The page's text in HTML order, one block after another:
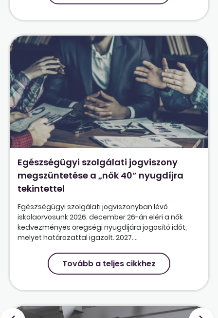
Egészségügyi szolgálati jogviszony
megszüntetése a „nők 40” nyugdíjra
tekintettel
Egészségügyi szolgálati jogviszonyban lévő
iskolaorvosunk 2026. december 26-án eléri a nők
kedvezményes öregségi nyugdíjára jogosító időt,
melyet határozattal igazolt. 2027....
Tovább a teljes cikkhez